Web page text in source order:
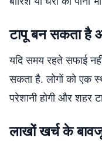
टापू बन सकता है
यदि समय रहते सफाई
सकता है. लोगों को एक
परेशानी होगी और शहर
लाखों खर्च के